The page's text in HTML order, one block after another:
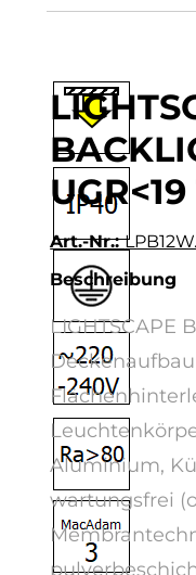
Art.-Nr.:
Beschreibung
LIGHTSCAPE
Aluminium,
wartungsfrei